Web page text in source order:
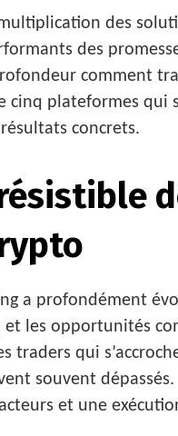
des
des
comment
cinq plateformes
concrets.
a profondément
les opportunités
traders qui
souvent
et une